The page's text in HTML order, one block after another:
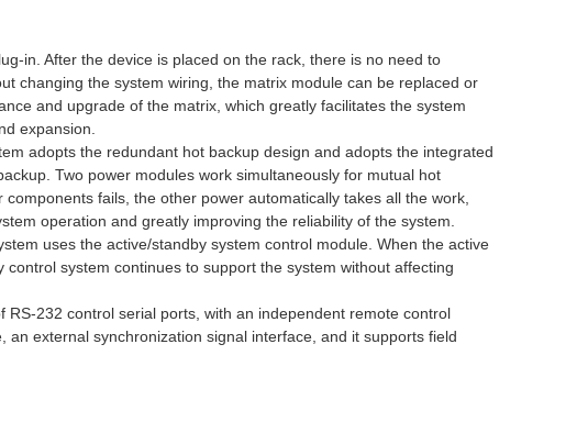
in. After the device is placed on the rack, there is no need to
changing the system wiring, the matrix module can be replaced or
and upgrade of the matrix, which greatly facilitates the system
expansion.
adopts the redundant hot backup design and adopts the integrated
Two power modules work simultaneously for mutual hot
fails, the other power automatically takes all the work,
operation and greatly improving the reliability of the system.
uses the active/standby system control module. When the active
control system continues to support the system without affecting
RS-232 control serial ports, with an independent remote control
an external synchronization signal interface, and it supports field